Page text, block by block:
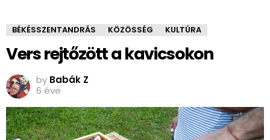
BÉKÉSSZENTANDRÁS KÖZÖSSÉG KULTÚRA
Vers rejtőzött a kavicsokon
by Babák Z
6 éve